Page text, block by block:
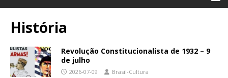
História
Revolução Constitucionalista de 1932 – 9
de julho
2026-07-09 Brasil-Cultura